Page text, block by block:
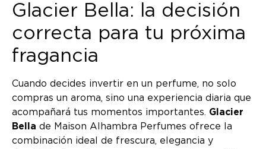
Glacier Bella: la decisión
correcta para tu próxima
fragancia
Cuando decides invertir en un perfume, no solo
compras un aroma, sino una experiencia diaria que
acompañará tus momentos importantes. Glacier
Bella de Maison Alhambra Perfumes ofrece la
combinación ideal de frescura, elegancia y